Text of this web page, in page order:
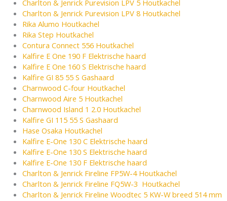
Charlton & Jenrick Purevision LPV 5 Houtkachel
Charlton & Jenrick Purevision LPV 8 Houtkachel
Rika Alumo Houtkachel
Rika Step Houtkachel
Contura Connect 556 Houtkachel
Kalfire E One 190 F Elektrische haard
Kalfire E One 160 S Elektrische haard
Kalfire GI 85 55 S Gashaard
Charnwood C-four Houtkachel
Charnwood Aire 5 Houtkachel
Charnwood Island 1 2.0 Houtkachel
Kalfire GI 115 55 S Gashaard
Hase Osaka Houtkachel
Kalfire E-One 130 C Elektrische haard
Kalfire E-One 130 S Elektrische haard
Kalfire E-One 130 F Elektrische haard
Charlton & Jenrick Fireline FP5W-4 Houtkachel
Charlton & Jenrick Fireline FQ5W-3 Houtkachel
Charlton & Jenrick Fireline Woodtec 5 KW-W breed 514 mm